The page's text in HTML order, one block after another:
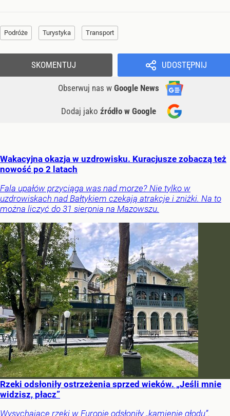
Podróże Turystyka Transport
UDOSTĘPNIJ
Obserwuj nas w Google News
Dodaj jako źródło w Google
SKOMENTUJ
Wakacyjna okazja w uzdrowisku. Kuracjusze zobaczą też
nowość po 2 latach
Fala upałów przyciąga was nad morze? Nie tylko w
uzdrowiskach nad Bałtykiem czekają atrakcje i zniżki. Na to
można liczyć do 31 sierpnia na Mazowszu.
Rzeki odsłoniły ostrzeżenia sprzed wieków. „Jeśli mnie
widzisz, płacz”
Wysychające rzeki w Europie odsłoniły „kamienie głodu”.